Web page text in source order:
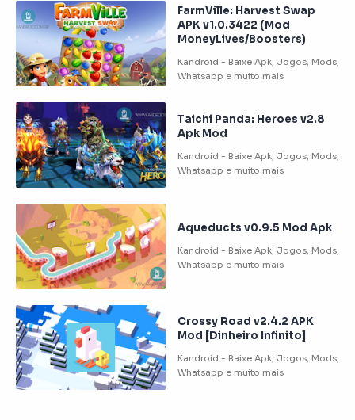
FarmVille: Harvest Swap
APK v1.0.3422 (Mod
MoneyLives/Boosters)
Taichi Panda: Heroes v2.8
Apk Mod
Aqueducts v0.9.5 Mod Apk
Crossy Road v2.4.2 APK
Mod [Dinheiro Infinito]